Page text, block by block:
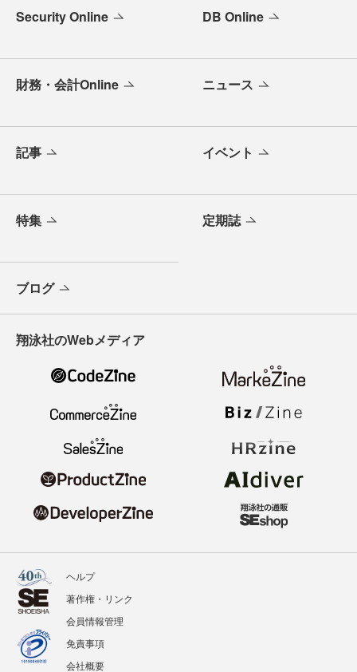
Security Online DB Online
財務・会計Online ニュース
記事 イベント
特集 定期誌
ブログ
翔泳社のWebメディア
ヘルプ
著作権・リンク
会員情報管理
免責事項
会社概要